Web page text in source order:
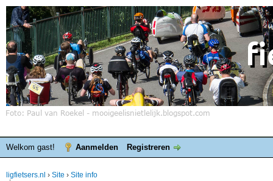
Welkom gast! Aanmelden Registreren
ligfietsers.nl › Site › Site info